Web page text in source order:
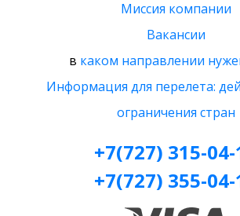
Миссия компании
Вакансии
в каком направлении
Информация для перелета:
ограничения стран
+7(727) 315-
+7(727) 355-